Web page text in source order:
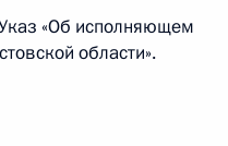
Указ «Об исполняющем
области».